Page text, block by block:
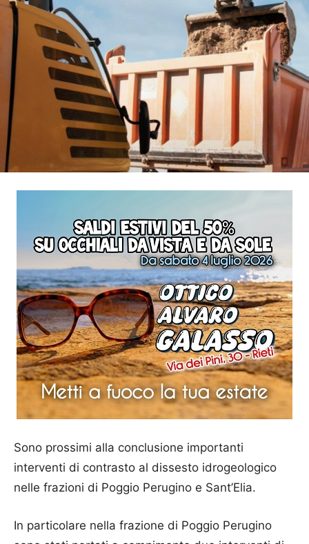
Sono prossimi alla conclusione importanti
interventi di contrasto al dissesto idrogeologico
nelle frazioni di Poggio Perugino e Sant’Elia.
In particolare nella frazione di Poggio Perugino